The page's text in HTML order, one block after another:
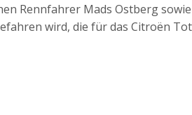
Rennfahrer Mads Ostberg
wird, die für das Citroën